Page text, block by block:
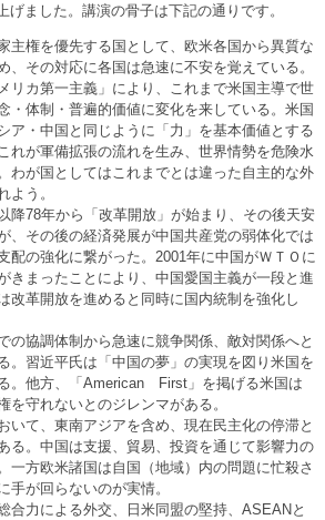
げました。講演の骨子は下記の通りです。
主権を優先する国として、欧米各国から異質な
、その対応に各国は急速に不安を覚えている。
リカ第一主義」により、これまで米国主導で世
・体制・普遍的価値に変化を来している。米国
ア・中国と同じように「力」を基本価値とする
れが軍備拡張の流れを生み、世界情勢を危険水
わが国としてはこれまでとは違った自主的な外
よう。
降78年から「改革開放」が始まり、その後天安
、その後の経済発展が中国共産党の弱体化では
配の強化に繋がった。2001年に中国がＷＴＯに
きまったことにより、中国愛国主義が一段と進
改革開放を進めると同時に国内統制を強化し
の協調体制から急速に競争関係、敵対関係へと
。習近平氏は「中国の夢」の実現を図り米国を
。他方、「American First」を掲げる米国は
を守れないとのジレンマがある。
いて、東南アジアを含め、現在民主化の停滞と
る。中国は支援、貿易、投資を通じて影響力の
一方欧米諸国は自国（地域）内の問題に忙殺さ
手が回らないのが実情。
合力による外交、日米同盟の堅持、ASEANと